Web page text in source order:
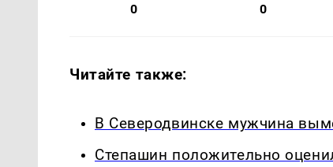
0 0
Читайте также:
В Северодвинске мужчина
Степашин положительно